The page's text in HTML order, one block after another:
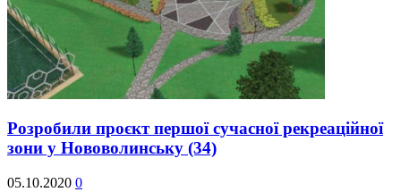
Розробили проєкт першої сучасної рекреаційної
зони у Нововолинську (34)
05.10.2020 0